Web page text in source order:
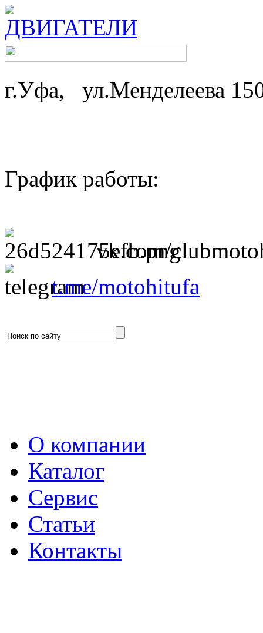
г.Уфа, ул.Менделеева
График работы:
vk.com/
t.me/motohitufa
О компании
Каталог
Сервис
Статьи
Контакты